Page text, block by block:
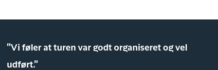
"Vi føler at turen var godt organiseret og vel
udført."